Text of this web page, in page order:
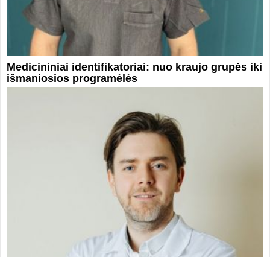
Medicininiai identifikatoriai: nuo kraujo grupės iki
išmaniosios programėlės